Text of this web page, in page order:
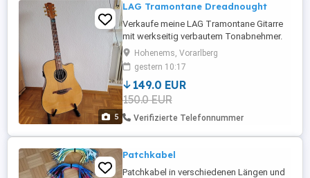
5
LAG Tramontane Dreadnought
Verkaufe meine LAG Tramontane Gitarre
mit werkseitig verbautem Tonabnehmer.
Es war meine erste Gitarre und gerade als
Anfänger bekommt man bei LAG viel
Gitarre für nicht ganz so viel Geld. Sie hat
dementsprechend Gebrauchsspuren,
deshalb auch der sehr attraktive Preis. Die
Stimmmechaniken sind nicht ...
Hohenems, Vorarlberg
gestern 10:17
149.0 EUR
150.0 EUR
Verifizierte Telefonnummer
Patchkabel
Patchkabel in verschiedenen Längen und